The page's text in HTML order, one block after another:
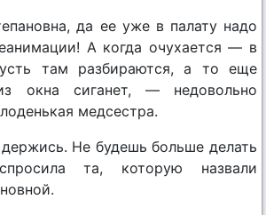
да ее уже в палату надо
А когда очухается — в
там разбираются, а то еще
окна сиганет, — недовольно
медсестра.
Не будешь больше делать
та, которую назвали